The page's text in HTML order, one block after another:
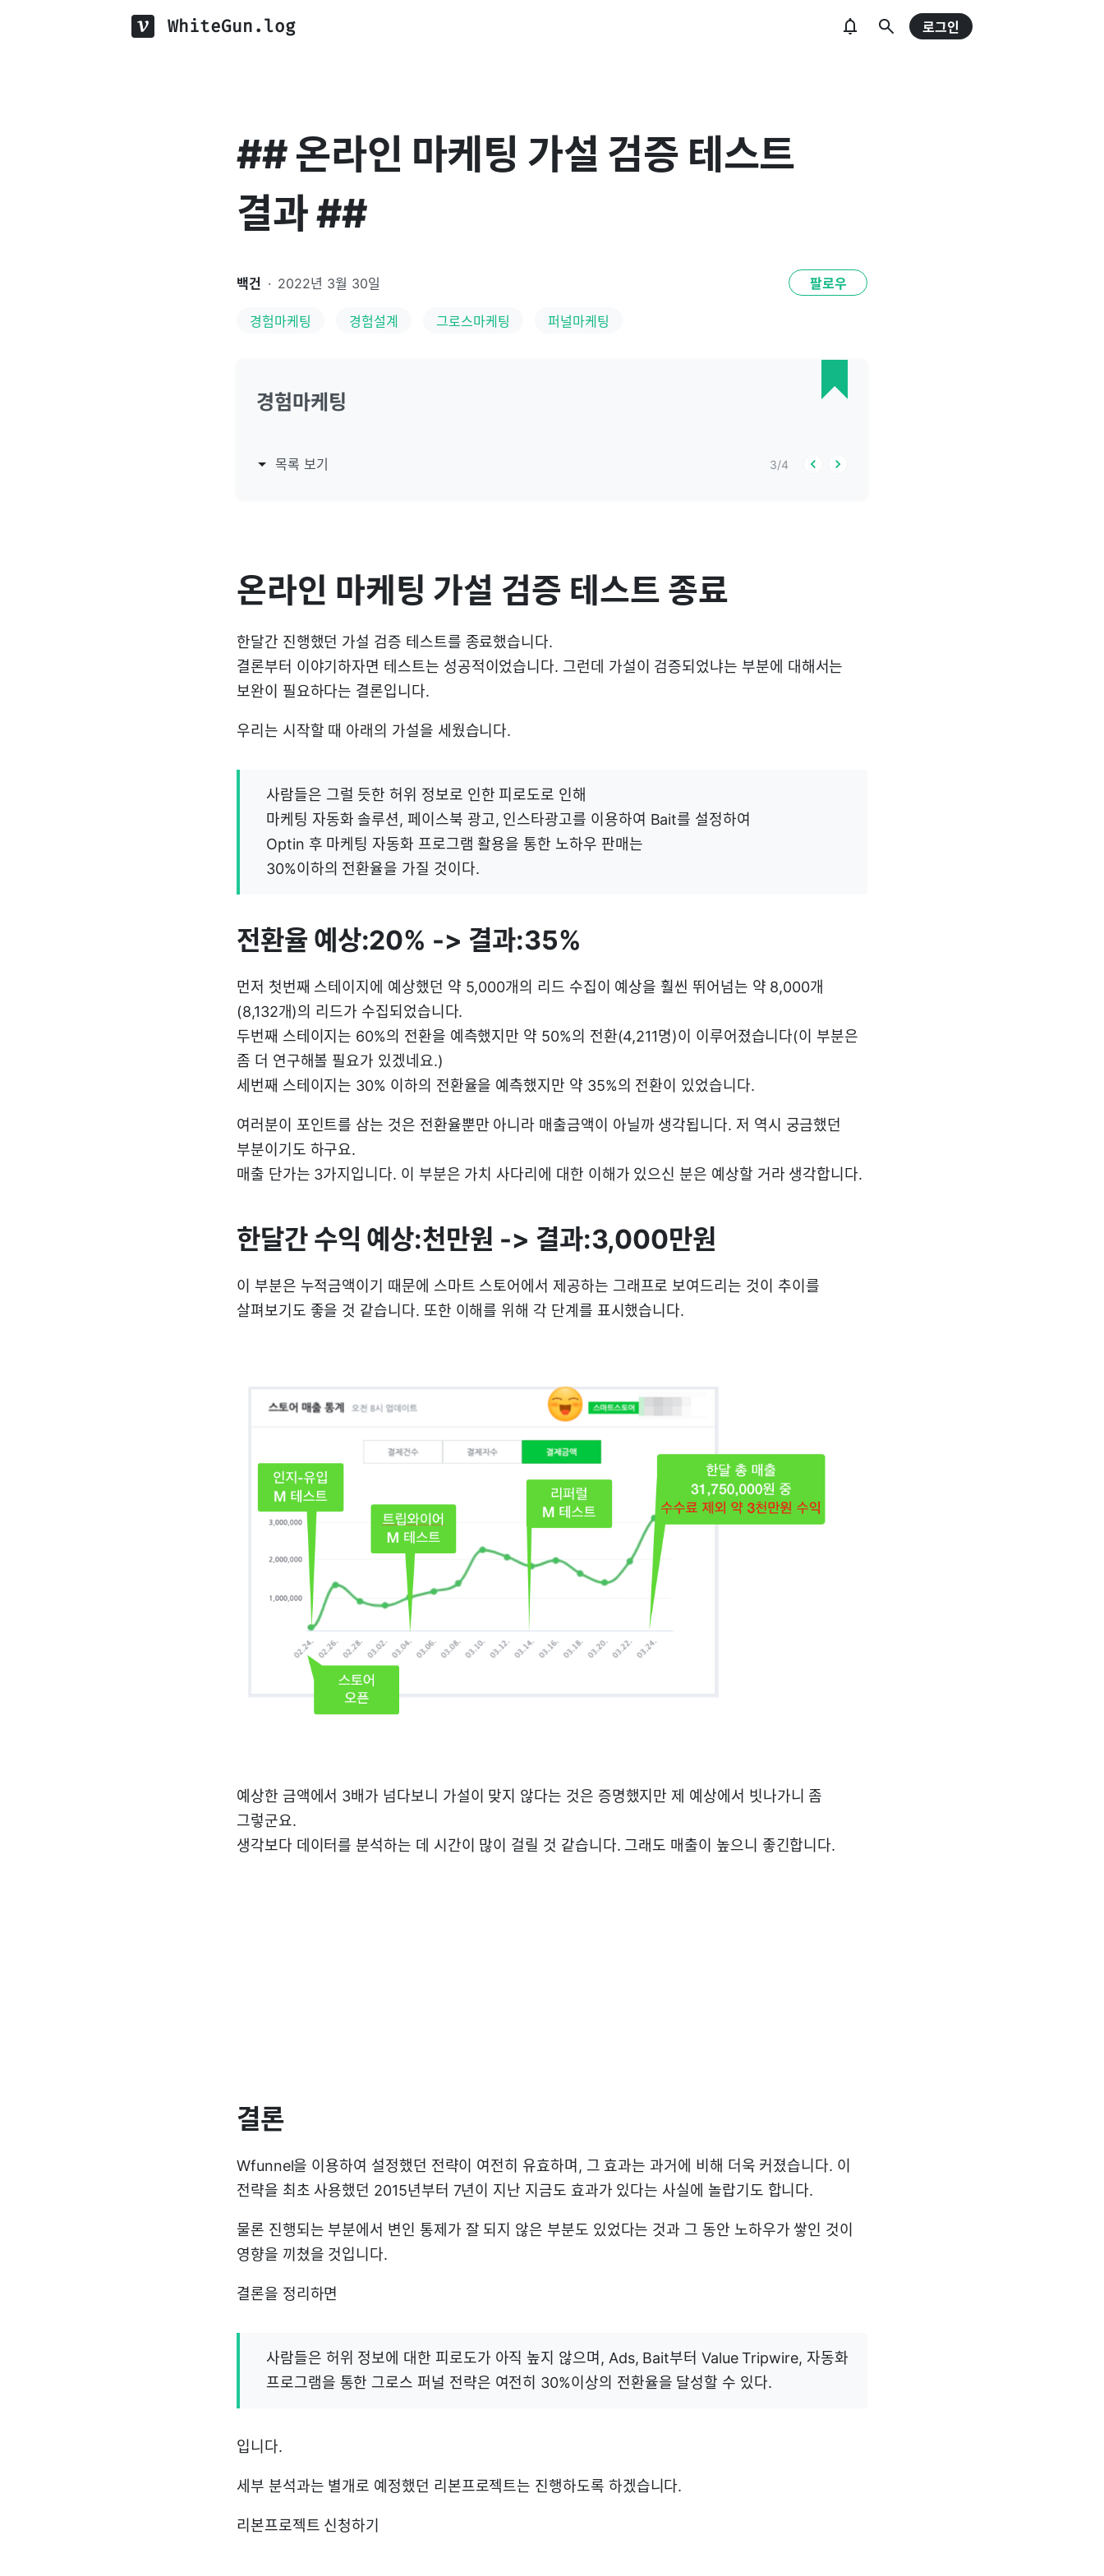
WhiteGun.log 로그인
## 온라인 마케팅 가설 검증 테스트
결과 ##
백건 · 2022년 3월 30일 팔로우
경험마케팅 경험설계 그로스마케팅 퍼널마케팅
경험마케팅
목록 보기 3/4
온라인 마케팅 가설 검증 테스트 종료
한달간 진행했던 가설 검증 테스트를 종료했습니다.
결론부터 이야기하자면 테스트는 성공적이었습니다. 그런데 가설이 검증되었냐는 부분에 대해서는
보완이 필요하다는 결론입니다.
우리는 시작할 때 아래의 가설을 세웠습니다.
사람들은 그럴 듯한 허위 정보로 인한 피로도로 인해
마케팅 자동화 솔루션, 페이스북 광고, 인스타광고를 이용하여 Bait를 설정하여
Optin 후 마케팅 자동화 프로그램 활용을 통한 노하우 판매는
30%이하의 전환율을 가질 것이다.
전환율 예상:20% -> 결과:35%
먼저 첫번째 스테이지에 예상했던 약 5,000개의 리드 수집이 예상을 훨씬 뛰어넘는 약 8,000개
(8,132개)의 리드가 수집되었습니다.
두번째 스테이지는 60%의 전환을 예측했지만 약 50%의 전환(4,211명)이 이루어졌습니다(이 부분은
좀 더 연구해볼 필요가 있겠네요.)
세번째 스테이지는 30% 이하의 전환율을 예측했지만 약 35%의 전환이 있었습니다.
여러분이 포인트를 삼는 것은 전환율뿐만 아니라 매출금액이 아닐까 생각됩니다. 저 역시 궁금했던
부분이기도 하구요.
매출 단가는 3가지입니다. 이 부분은 가치 사다리에 대한 이해가 있으신 분은 예상할 거라 생각합니다.
한달간 수익 예상:천만원 -> 결과:3,000만원
이 부분은 누적금액이기 때문에 스마트 스토어에서 제공하는 그래프로 보여드리는 것이 추이를
살펴보기도 좋을 것 같습니다. 또한 이해를 위해 각 단계를 표시했습니다.
예상한 금액에서 3배가 넘다보니 가설이 맞지 않다는 것은 증명했지만 제 예상에서 빗나가니 좀
그렇군요.
생각보다 데이터를 분석하는 데 시간이 많이 걸릴 것 같습니다. 그래도 매출이 높으니 좋긴합니다.
결론
Wfunnel을 이용하여 설정했던 전략이 여전히 유효하며, 그 효과는 과거에 비해 더욱 커졌습니다. 이
전략을 최초 사용했던 2015년부터 7년이 지난 지금도 효과가 있다는 사실에 놀랍기도 합니다.
물론 진행되는 부분에서 변인 통제가 잘 되지 않은 부분도 있었다는 것과 그 동안 노하우가 쌓인 것이
영향을 끼쳤을 것입니다.
결론을 정리하면
사람들은 허위 정보에 대한 피로도가 아직 높지 않으며, Ads, Bait부터 Value Tripwire, 자동화
프로그램을 통한 그로스 퍼널 전략은 여전히 30%이상의 전환율을 달성할 수 있다.
입니다.
세부 분석과는 별개로 예정했던 리본프로젝트는 진행하도록 하겠습니다.
리본프로젝트 신청하기